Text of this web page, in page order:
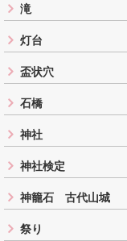
滝
灯台
盃状穴
石橋
神社
神社検定
神籠石 古代山城
祭り